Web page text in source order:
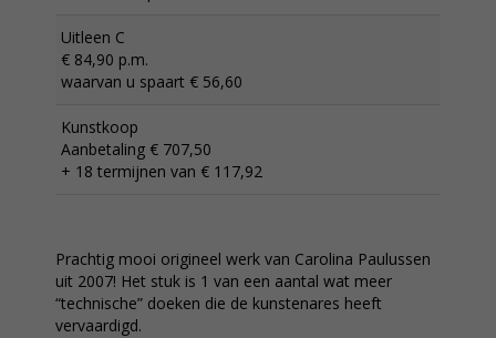
Uitleen C
€ 84,90 p.m.
waarvan u spaart € 56,60
Kunstkoop
Aanbetaling € 707,50
+ 18 termijnen van € 117,92
Prachtig mooi origineel werk van Carolina Paulussen
uit 2007! Het stuk is 1 van een aantal wat meer
“technische” doeken die de kunstenares heeft
vervaardigd.